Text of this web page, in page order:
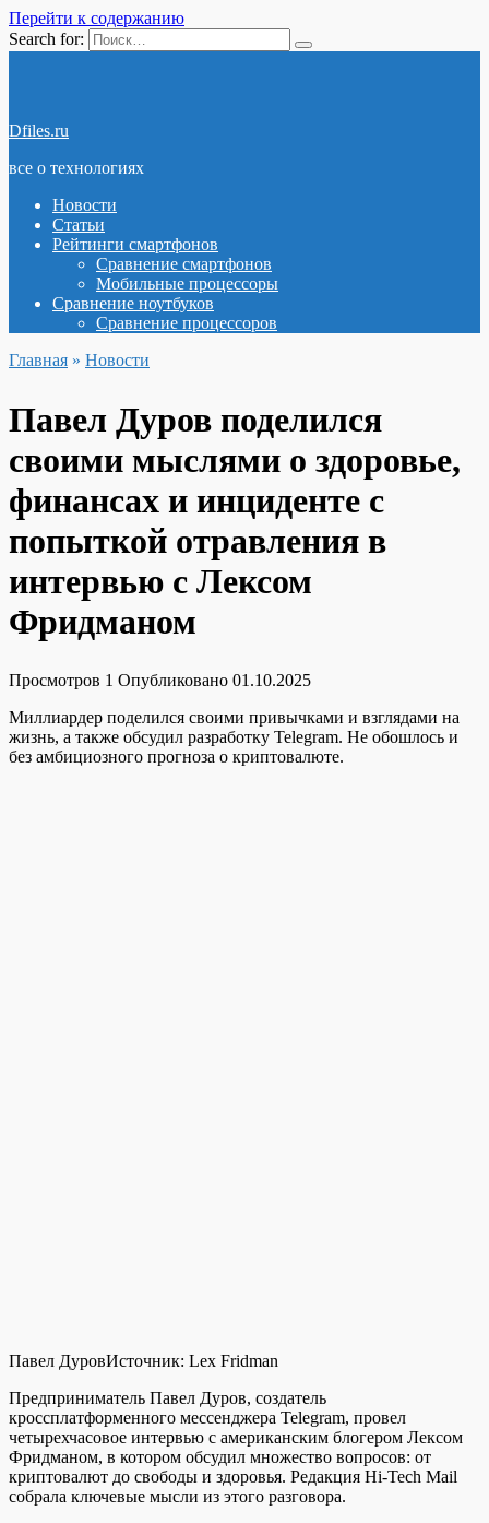
Перейти к содержанию
Search for:
Dfiles.ru
все о технологиях
Новости
Статьи
Рейтинги смартфонов
Сравнение смартфонов
Мобильные процессоры
Сравнение ноутбуков
Сравнение процессоров
Главная » Новости
Павел Дуров поделился
своими мыслями о здоровье,
финансах и инциденте с
попыткой отравления в
интервью с Лексом
Фридманом
Просмотров 1 Опубликовано 01.10.2025
Миллиардер поделился своими привычками и взглядами на
жизнь, а также обсудил разработку Telegram. Не обошлось и
без амбициозного прогноза о криптовалюте.
Павел ДуровИсточник: Lex Fridman
Предприниматель Павел Дуров, создатель
кроссплатформенного мессенджера Telegram, провел
четырехчасовое интервью с американским блогером Лексом
Фридманом, в котором обсудил множество вопросов: от
криптовалют до свободы и здоровья. Редакция Hi-Tech Mail
собрала ключевые мысли из этого разговора.